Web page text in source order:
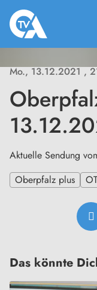
Mo., 13.12.2021,
Aktuelle Sendung
Oberpfalz plus
Das könnte